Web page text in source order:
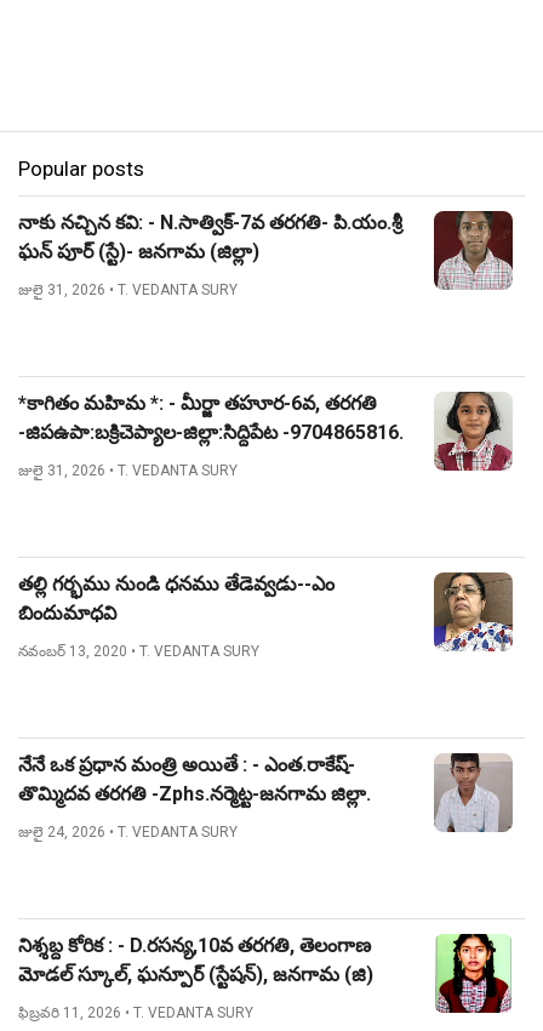
Popular posts
నాకు నచ్చిన కవి: - N.సాత్విక్-7వ తరగతి- పి.యం.శ్రీ
ఘన్ పూర్ (స్టే)- జనగామ (జిల్లా)
జులై 31, 2026 • T. VEDANTA SURY
*కాగితం మహిమ *: - మీర్జా తహూర-6వ, తరగతి
-జిపఉపా:బక్రిచెప్యాల-జిల్లా:సిద్దిపేట -9704865816.
జులై 31, 2026 • T. VEDANTA SURY
తల్లి గర్భము నుండి ధనము తేడెవ్వడు--ఎం
బిందుమాధవి
నవంబర్ 13, 2020 • T. VEDANTA SURY
నేనే ఒక ప్రధాన మంత్రి అయితే : - ఎంత.రాకేష్-
తొమ్మిదవ తరగతి -Zphs.నర్మెట్ట-జనగామ జిల్లా.
జులై 24, 2026 • T. VEDANTA SURY
నిశ్శబ్ద కోరిక : - D.రసన్య,10వ తరగతి, తెలంగాణ
మోడల్ స్కూల్, ఘన్పూర్ (స్టేషన్), జనగామ (జి)
ఫిబ్రవరి 11, 2026 • T. VEDANTA SURY